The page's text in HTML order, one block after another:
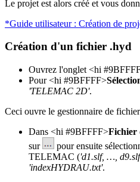
Le projet est alors créé et vous
*Guide utilisateur : Création de
Création d'un fichier .hyd
Ouvrez l'onglet <hi
Pour <hi #9BFFFF>
'TELEMAC 2D'.
Ceci ouvre le gestionnaire de
Dans <hi #9BFFFF>Fichier
sur
pour ensuite
TELEMAC ('d1.slf, …,
'indexHYDRAU.txt'.